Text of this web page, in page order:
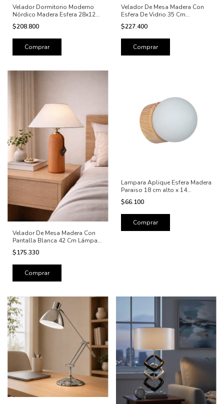
Velador Dormitorio Moderno
Nórdico Madera Esfera 28x12
Cm
$208.800
Velador De Mesa Madera Con
Esfera De Vidrio 35 Cm
Lámpara Mesita De Luz
$227.400
Velador De Mesa Madera Con
Pantalla Blanca 42 Cm Lámpara
Mesita De Luz
$175.330
Lampara Aplique Esfera Madera
Paraiso 18 cm alto x 14
diametro
$66.100